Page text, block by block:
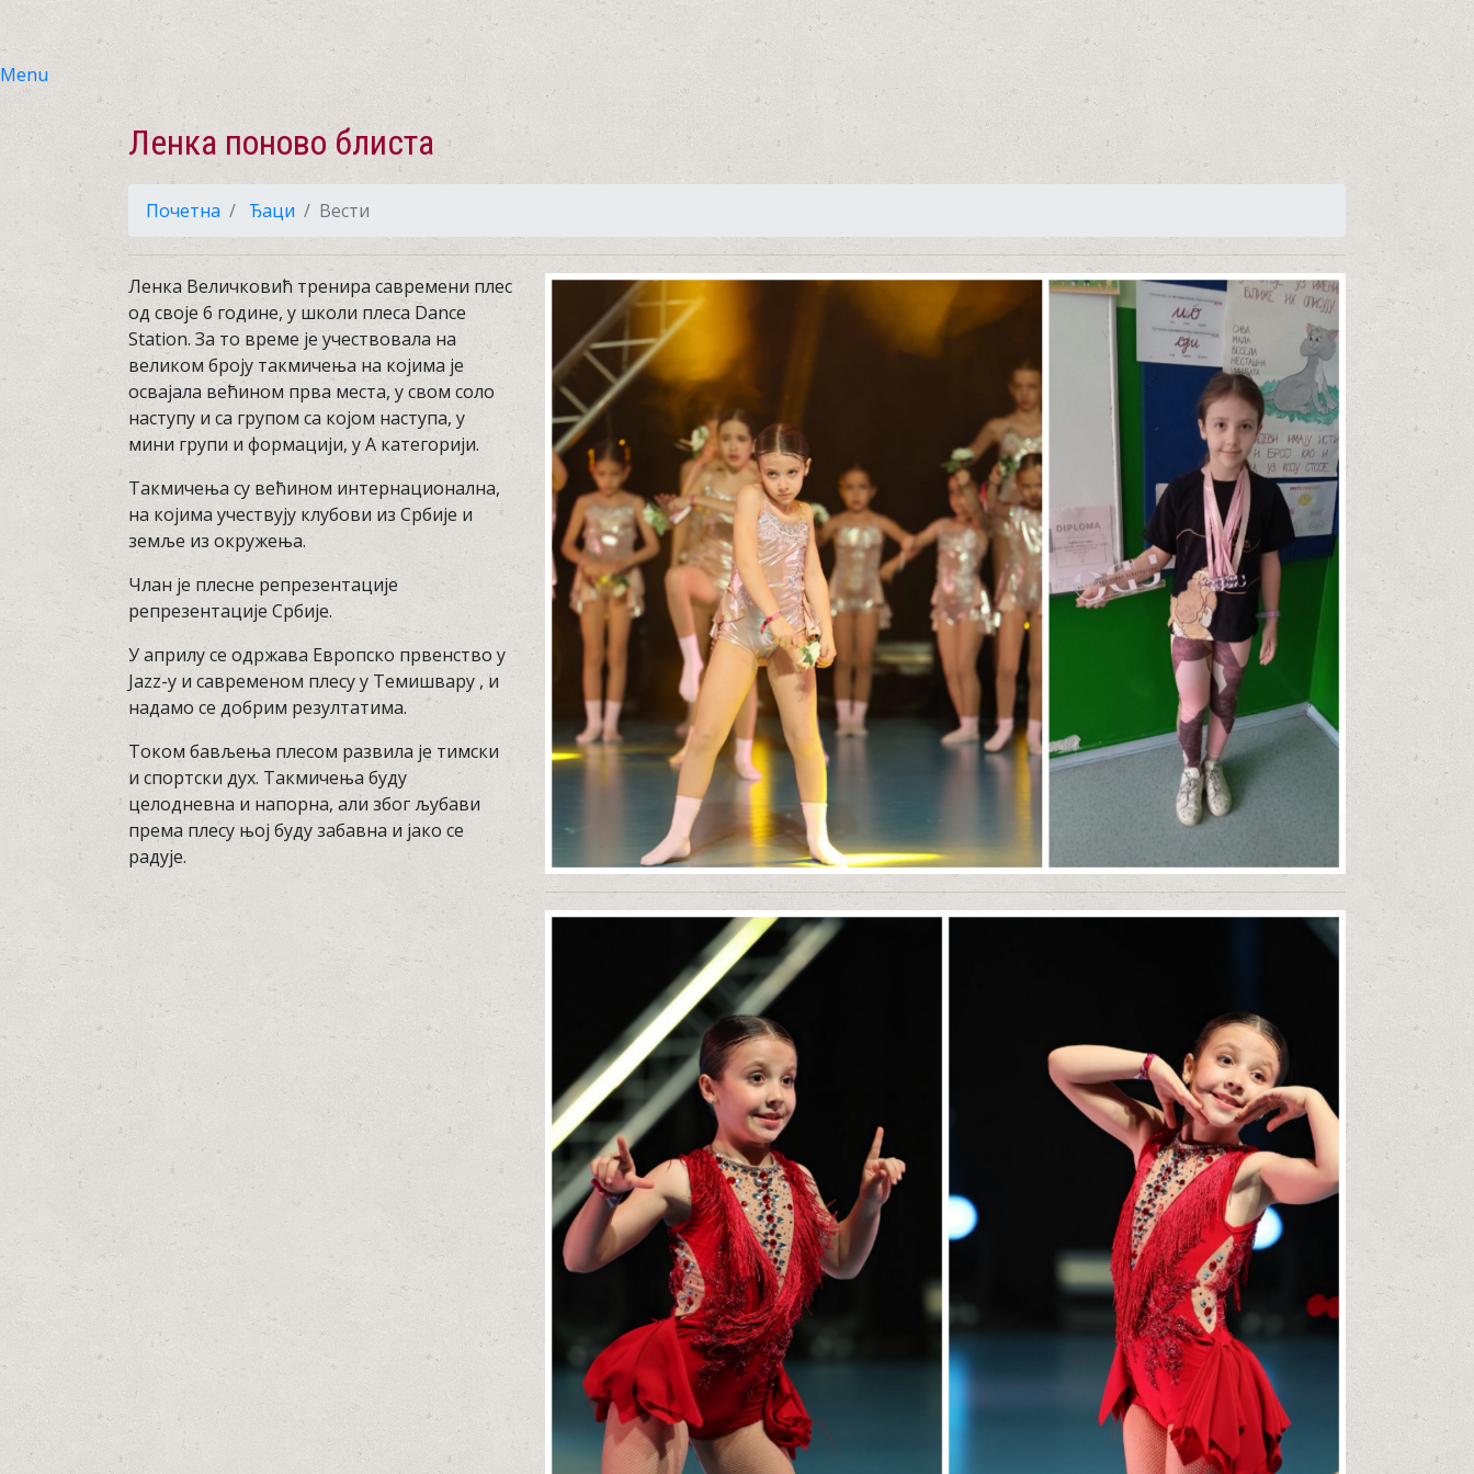
Menu
Ленка поново блиста
Почетна Ђаци Вести
Ленка Величковић тренира савремени плес
од своје 6 године, у школи плеса Dance
Station. За то време је учествовала на
великом броју такмичења на којима је
освајала већином прва места, у свом соло
наступу и са групом са којом наступа, у
мини групи и формацији, у А категорији.
Такмичења су већином интернационална,
на којима учествују клубови из Србије и
земље из окружења.
Члан је плесне репрезентације
репрезентације Србије.
У априлу се одржава Европско првенство у
Jazz-у и савременом плесу у Темишвару , и
надамо се добрим резултатима.
Током бављења плесом развила је тимски
и спортски дух. Такмичења буду
целодневна и напорна, али због љубави
према плесу њој буду забавна и јако се
радује.